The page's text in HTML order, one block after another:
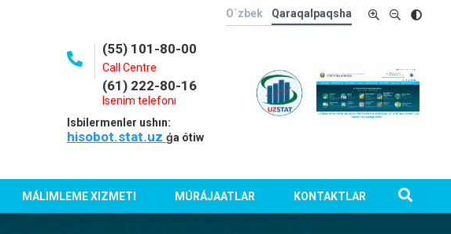
O`zbek Qaraqalpaqsha
(55) 101-80-00
Call Centre
(61) 222-80-16
Isenim telefonı
Isbilermenler ushın:
hisobot.stat.uz ǵa ótiw
MÁLIMLEME XIZMETI MÚRÁJAATLAR KONTAKTLAR